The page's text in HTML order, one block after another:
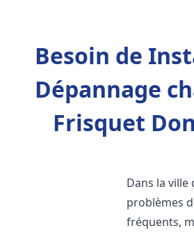
Besoin de
Dépannage
Frisquet
Dans la ville
problèmes
fréquents,